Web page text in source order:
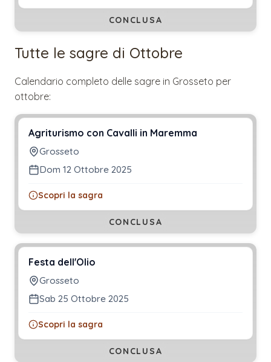
CONCLUSA
Tutte le sagre di Ottobre
Calendario completo delle sagre in Grosseto per
ottobre:
Agriturismo con Cavalli in Maremma
Grosseto
Dom 12 Ottobre 2025
Scopri la sagra
CONCLUSA
Festa dell'Olio
Grosseto
Sab 25 Ottobre 2025
Scopri la sagra
CONCLUSA